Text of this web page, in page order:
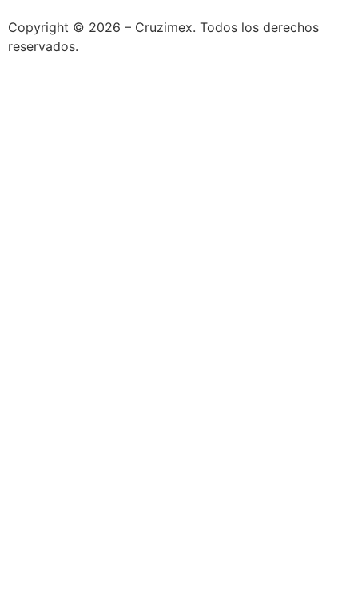
Copyright © 2026 – Cruzimex. Todos los derechos
reservados.